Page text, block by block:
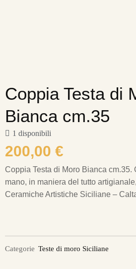
Coppia Testa di
Bianca cm.35
1 disponibili
200,00 €
Coppia Testa di Moro Bianca cm.35.
mano, in maniera del tutto
Ceramiche Artistiche Siciliane –
Categorie Teste di moro Siciliane